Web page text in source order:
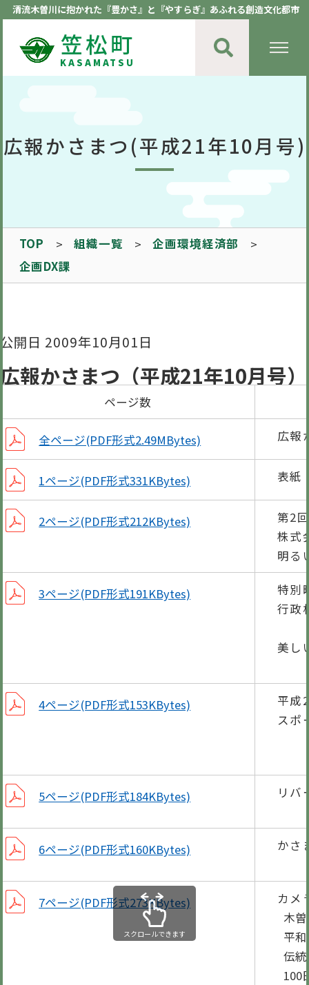
清流木曽川に抱かれた『豊かさ』と『やすらぎ』あふれる創造文化都市
笠松町
KASAMATSU
広報かさまつ(平成21年10月号)
TOP 組織一覧
企画環境経済部
企画DX課
公開日 2009年10月01日
広報かさまつ（平成21年10月号）
ページ数
全ページ(PDF形式2.49MBytes) 広報
1ページ(PDF形式331KBytes) 表紙
2ページ(PDF形式212KBytes)
第2
株式
明る
3ページ(PDF形式191KBytes)
特別
行政
美し
4ページ(PDF形式153KBytes)
平成
スポ
5ページ(PDF形式184KBytes)
リバ
6ページ(PDF形式160KBytes)
かさ
7ページ(PDF形式273KBytes)
カ
木曽
平和
伝統
100日
スクロールできます